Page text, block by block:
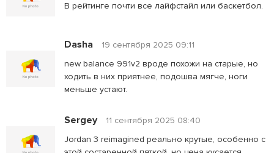
В рейтинге почти все лайфстайл или баскетбол.
Dasha
19 сентября 2025 09:11
new balance 991v2 вроде похожи на старые, но
ходить в них приятнее, подошва мягче, ноги
меньше устают.
Sergey
11 сентября 2025 08:40
Jordan 3 reimagined реально крутые, особенно с